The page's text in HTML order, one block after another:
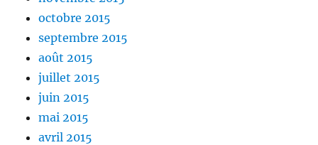
octobre 2015
septembre 2015
août 2015
juillet 2015
juin 2015
mai 2015
avril 2015